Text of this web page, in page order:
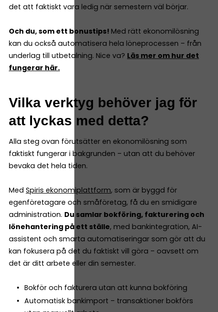
det att faktiskt vara ledig när semestern väl börjar.
Och du, som ett bonustips! Med rätt ekonomilösning
kan du också automatisera hela löneprocessen – från
underlag till utbetalning. Nice va? Läs mer om hur det
fungerar här.
Vilka verktyg behöver jag för
att lyckas med detta?
Alla steg ovan förutsätter en ekonomilösning som
faktiskt fungerar i bakgrunden – utan att du behöver
bevaka det hela tiden.
Med Spiris ekonomiplattform, som är byggd för
egenföretagare och småföretag, få du en smidigare
administration. Du samlar bokföring, fakturering och
lönehantering på ett ställe, med bankintegration, AI-
assistent och smarta automatiseringar som gör att du
kan fokusera på det du faktiskt vill göra – oavsett om
det är ditt arbete eller din semester.
Bokför och fakturera utan att kunna bokföring
Automatisk bankimport – transaktioner bokförs